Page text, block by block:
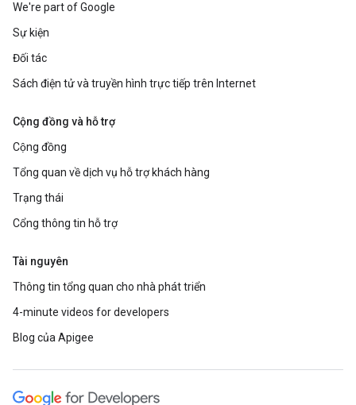
We're part of Google
Sự kiện
Đối tác
Sách điện tử và truyền hình trực tiếp trên Internet
Cộng đồng và hỗ trợ
Cộng đồng
Tổng quan về dịch vụ hỗ trợ khách hàng
Trạng thái
Cổng thông tin hỗ trợ
Tài nguyên
Thông tin tổng quan cho nhà phát triển
4-minute videos for developers
Blog của Apigee